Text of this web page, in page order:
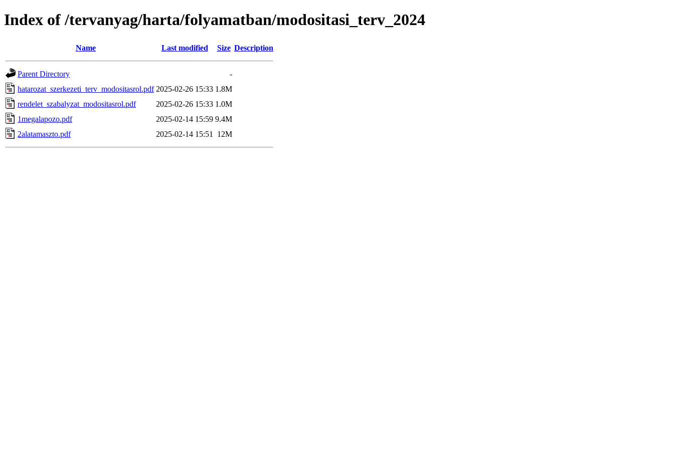
Index of /tervanyag/harta/folyamatban/modositasi_terv_2024
Name Last modified Size Description
Parent Directory
-
hatarozat_szerkezeti_terv_modositasrol.pdf 2025-02-26 15:33 1.8M
rendelet_szabalyzat_modositasrol.pdf
2025-02-26 15:33 1.0M
1megalapozo.pdf
2025-02-14 15:59 9.4M
2alatamaszto.pdf
2025-02-14 15:51 12M